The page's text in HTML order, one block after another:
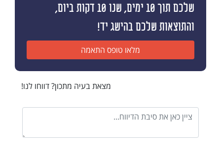
שלכם תוך 10 ימים, שנו 10 דקות ביום,
והתוצאות שלכם בהישג יד!
מלאו טופס התאמה
מצאת בעיה מתכון? דווחו לנו!